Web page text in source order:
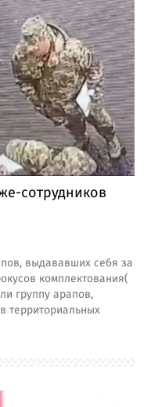
сотрудников
выдававших себя за
комплектования(
группу арапов,
территориальных